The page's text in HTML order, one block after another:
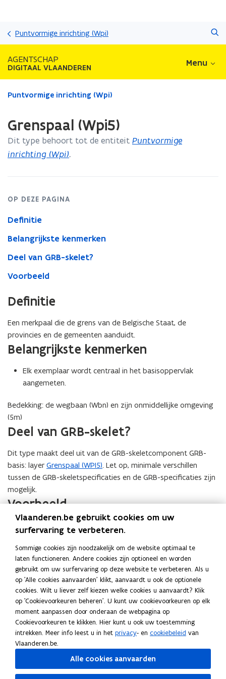
Puntvormige inrichting (Wpi)
AGENTSCHAP
DIGITAAL VLAANDEREN Menu
Gedaan
bevindt
op:
Puntvormige inrichting (Wpi)
Grenspaal (Wpi5)
Dit type behoort tot de entiteit Puntvormige
inrichting (Wpi).
OP DEZE PAGINA
Definitie
Belangrijkste kenmerken
Deel van GRB-skelet?
Voorbeeld
Definitie
Een merkpaal die de grens van de Belgische Staat, de
provincies en de gemeenten aanduidt.
Belangrijkste kenmerken
Elk exemplaar wordt centraal in het basisoppervlak
aangemeten.
Bedekking: de wegbaan (Wbn) en zijn onmiddellijke omgeving
(5m)
Deel van GRB-skelet?
Dit type maakt deel uit van de GRB-skeletcomponent GRB-
basis: layer Grenspaal (WPI5). Let op, minimale verschillen
tussen de GRB-skeletspecificaties en de GRB-specificaties zijn
mogelijk.
Voorbeeld
Deze grenspaal (landsgrens België en Nederland) wordt
opgenomen als puntvormige inrichting (Wpi, gele bol in
foto) van het type ‘grenspaal’. Elk exemplaar wordt centraal
in het basisoppervlak aangemeten.
Vorige
slide
slide
1/3
Deel deze pagina
i
k
o
i
Vlaanderen.be gebruikt cookies om uw
surfervaring te verbeteren.
Sommige cookies zijn noodzakelijk om de website optimaal te
laten functioneren. Andere cookies zijn optioneel en worden
gebruikt om uw surfervaring op deze website te verbeteren. Als u
op 'Alle cookies aanvaarden' klikt, aanvaardt u ook de optionele
cookies. Wilt u liever zelf kiezen welke cookies u aanvaardt? Klik
op 'Cookievoorkeuren beheren'. U kunt uw cookievoorkeuren op elk
moment aanpassen door onderaan de webpagina op
Cookievoorkeuren te klikken. Hier kunt u ook uw toestemming
intrekken. Meer info leest u in het privacy- en cookiebeleid van
Vlaanderen.be.
Alle cookies aanvaarden